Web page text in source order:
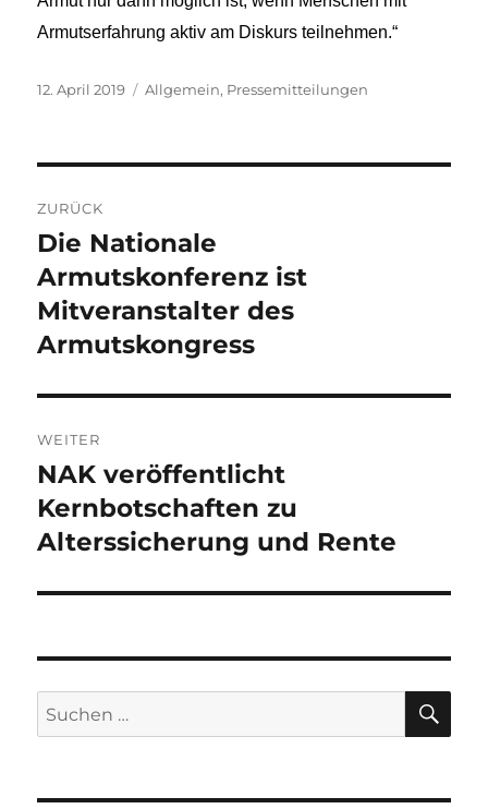
Armutserfahrung aktiv am Diskurs teilnehmen.“
Veröffentlicht
12. April 2019 Kategorien
Allgemein, Pressemitteilungen
ZURÜCK
Vorheriger
Beitrag:
Die Nationale
Armutskonferenz ist
Mitveranstalter des
Armutskongress
WEITER
Nächster
Beitrag:
NAK veröffentlicht
Kernbotschaften zu
Alterssicherung und Rente
Suchen
nach: